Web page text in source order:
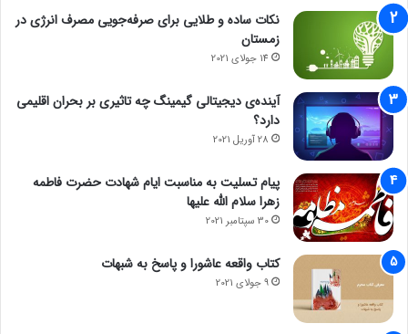
بازار طلا و ارز
نکات ساده و طلایی برای صرفه‌جویی مصرف انرژی در
زمستان
14 جولای 2021
آینده‌ی دیجیتالی گیمینگ چه تاثیری بر بحران اقلیمی
دارد؟
28 آوریل 2021
پیام تسلیت به مناسبت ایام شهادت حضرت فاطمه
زهرا سلام الله علیها
30 سپتامبر 2021
کتاب واقعه عاشورا و پاسخ به شبهات
9 جولای 2021